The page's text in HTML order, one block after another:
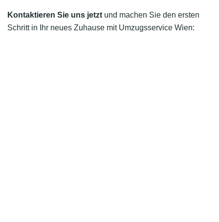
Kontaktieren Sie uns jetzt und machen Sie den ersten
Schritt in Ihr neues Zuhause mit Umzugsservice Wien: